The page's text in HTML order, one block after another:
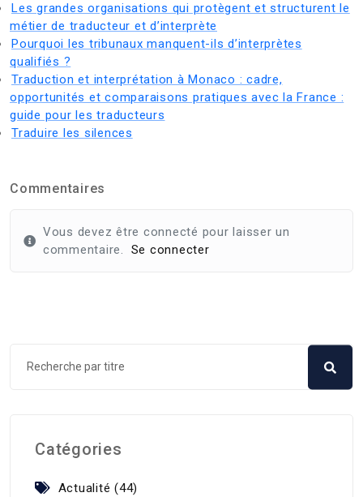
Les grandes organisations qui protègent et structurent le
métier de traducteur et d’interprète
Pourquoi les tribunaux manquent-ils d’interprètes
qualifiés ?
Traduction et interprétation à Monaco : cadre,
opportunités et comparaisons pratiques avec la France :
guide pour les traducteurs
Traduire les silences
Commentaires
Vous devez être connecté pour laisser un
commentaire.
Se connecter
Catégories
Actualité (44)